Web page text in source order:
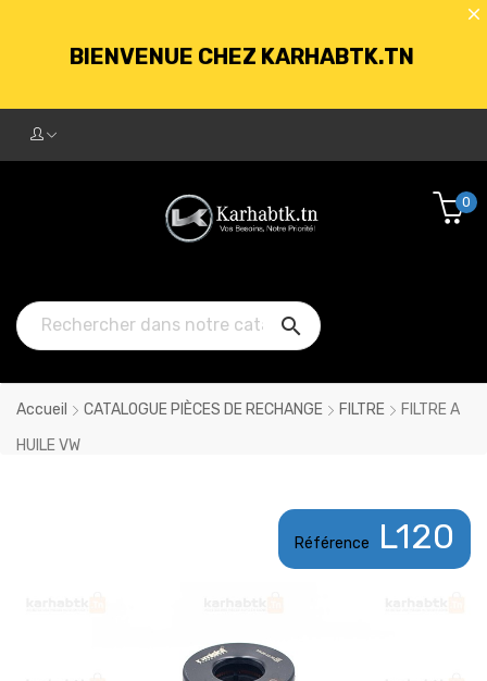
BIENVENUE CHEZ KARHABTK.TN
250DT D'ACHATS

0
Accueil CATALOGUE PIÈCES DE RECHANGE FILTRE
FILTRE A
HUILE VW
Référence L120